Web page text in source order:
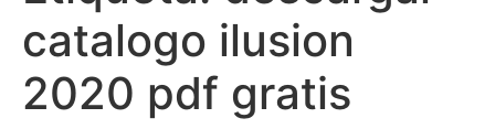
catalogo ilusion
2020 pdf gratis